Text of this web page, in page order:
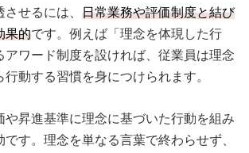
せるには、 日常業務や評価制度と結び
果的です。例えば「理念を体現した行
アワード制度を設ければ、従業員は理念
行動する習慣を身につけられます。
や昇進基準に理念に基づいた行動を組み
す。理念を単なる言葉で終わらせず、